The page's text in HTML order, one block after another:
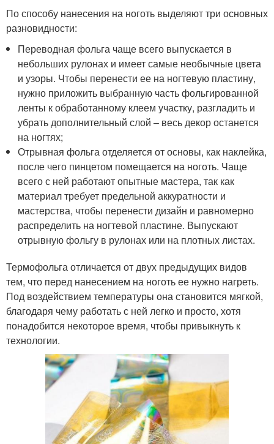
По способу нанесения на ноготь выделяют три основных
разновидности:
Переводная фольга чаще всего выпускается в
небольших рулонах и имеет самые необычные цвета
и узоры. Чтобы перенести ее на ногтевую пластину,
нужно приложить выбранную часть фольгированной
ленты к обработанному клеем участку, разгладить и
убрать дополнительный слой – весь декор останется
на ногтях;
Отрывная фольга отделяется от основы, как наклейка,
после чего пинцетом помещается на ноготь. Чаще
всего с ней работают опытные мастера, так как
материал требует предельной аккуратности и
мастерства, чтобы перенести дизайн и равномерно
распределить на ногтевой пластине. Выпускают
отрывную фольгу в рулонах или на плотных листах.
Термофольга отличается от двух предыдущих видов
тем, что перед нанесением на ноготь ее нужно нагреть.
Под воздействием температуры она становится мягкой,
благодаря чему работать с ней легко и просто, хотя
понадобится некоторое время, чтобы привыкнуть к
технологии.